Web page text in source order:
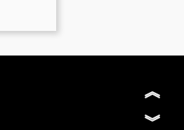
︽
︾